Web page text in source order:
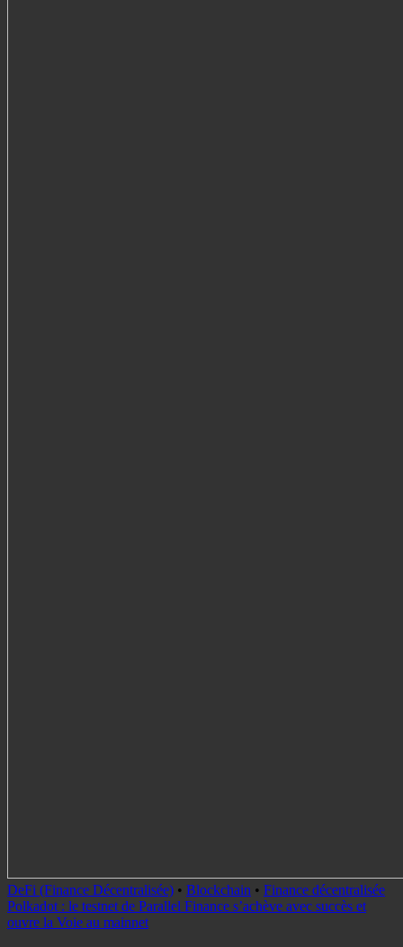
DeFi (Finance Décentralisée) • Blockchain • Finance décentralisée
Polkadot : le testnet de Parallel Finance s’achève avec succès et
ouvre la Voie au mainnet